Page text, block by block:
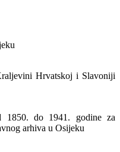
Hrvatskoj i Slavoniji
1850. do 1941. godine za
arhiva u Osijeku